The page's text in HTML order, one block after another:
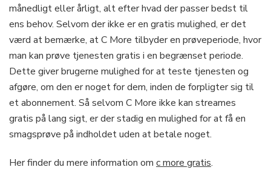
månedligt eller årligt, alt efter hvad der passer bedst til
ens behov. Selvom der ikke er en gratis mulighed, er det
værd at bemærke, at C More tilbyder en prøveperiode, hvor
man kan prøve tjenesten gratis i en begrænset periode.
Dette giver brugerne mulighed for at teste tjenesten og
afgøre, om den er noget for dem, inden de forpligter sig til
et abonnement. Så selvom C More ikke kan streames
gratis på lang sigt, er der stadig en mulighed for at få en
smagsprøve på indholdet uden at betale noget.
Her finder du mere information om c more gratis.